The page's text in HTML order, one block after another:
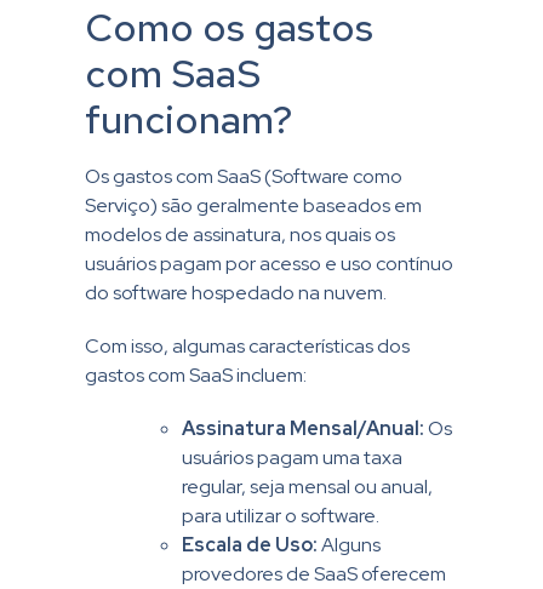
Como os gastos
com SaaS
funcionam?
Os gastos com SaaS (Software como
Serviço) são geralmente baseados em
modelos de assinatura, nos quais os
usuários pagam por acesso e uso contínuo
do software hospedado na nuvem.
Com isso, algumas características dos
gastos com SaaS incluem:
Assinatura Mensal/Anual:Os
usuários pagam uma taxa
regular, seja mensal ou anual,
para utilizar o software.
Escala de Uso:Alguns
provedores de SaaS oferecem